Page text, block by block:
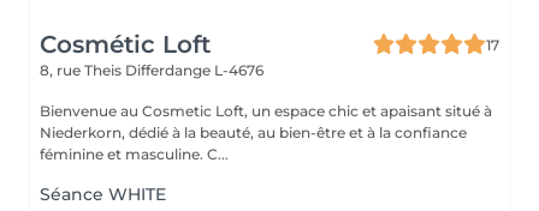
Cosmétic Loft
17
8, rue Theis Differdange L-4676
Bienvenue au Cosmetic Loft, un espace chic et apaisant situé à
Niederkorn, dédié à la beauté, au bien-être et à la confiance
féminine et masculine. C...
Séance WHITE